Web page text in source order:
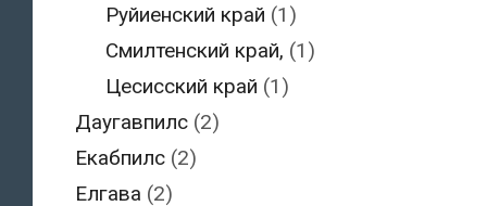
Руйиенский край (1)
Смилтенский край, (1)
Цесисский край (1)
Даугавпилс(2)
Екабпилс(2)
Елгава (2)